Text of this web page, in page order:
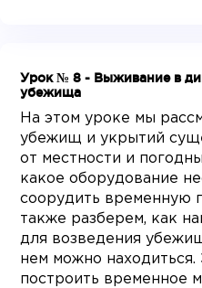
Урок № 8 - Выживание в
убежища
На этом уроке мы
убежищ и укрытий
от местности и
какое оборудование
соорудить временную
также разберем, как
для возведения
нем можно
построить временное